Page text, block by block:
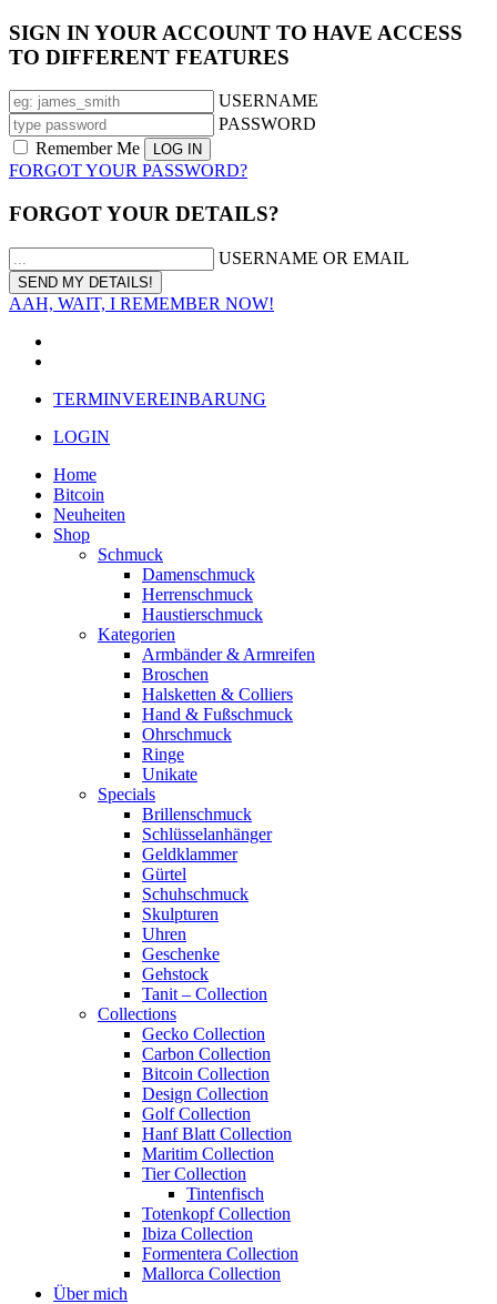
SIGN IN YOUR ACCOUNT TO HAVE ACCESS
TO DIFFERENT FEATURES
USERNAME
PASSWORD
Remember Me
FORGOT YOUR PASSWORD?
FORGOT YOUR DETAILS?
USERNAME OR EMAIL
AAH, WAIT, I REMEMBER NOW!
TERMINVEREINBARUNG
LOGIN
Home
Bitcoin
Neuheiten
Shop
Schmuck
Damenschmuck
Herrenschmuck
Haustierschmuck
Kategorien
Armbänder & Armreifen
Broschen
Halsketten & Colliers
Hand & Fußschmuck
Ohrschmuck
Ringe
Unikate
Specials
Brillenschmuck
Schlüsselanhänger
Geldklammer
Gürtel
Schuhschmuck
Skulpturen
Uhren
Geschenke
Gehstock
Tanit – Collection
Collections
Gecko Collection
Carbon Collection
Bitcoin Collection
Design Collection
Golf Collection
Hanf Blatt Collection
Maritim Collection
Tier Collection
Tintenfisch
Totenkopf Collection
Ibiza Collection
Formentera Collection
Mallorca Collection
Über mich